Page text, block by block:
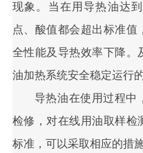
现象。当在用导热油达
点、酸值都会超出标准
全性能及导热效率下降。
油加热系统安全稳定运行
导热油在使用过程中
检修，对在线用油取样检
标准，可以采取相应的措